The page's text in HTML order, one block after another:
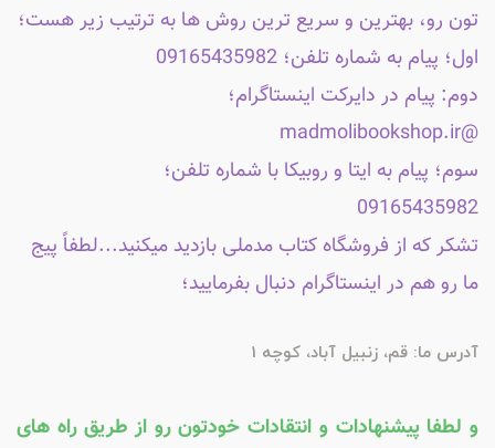
تون رو، بهترین و سریع ترین روش ها به ترتیب زیر هست؛
اول؛ پیام به شماره تلفن؛ 09165435982
دوم: پیام در دایرکت اینستاگرام؛
@madmolibookshop.ir
سوم؛ پیام به ایتا و روبیکا با شماره تلفن؛
09165435982
تشکر که از فروشگاه کتاب مدملی بازدید میکنید...لطفاً پیج
ما رو هم در اینستاگرام دنبال بفرمایید؛
آدرس ما: قم، زنبیل آباد، کوچه 1
و لطفا پیشنهادات و انتقادات خودتون رو از طریق راه های